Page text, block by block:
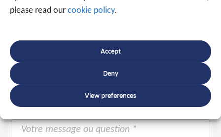
please read our cookie policy.
Accept
Deny
View preferences
Parlez à un expert
sommes prêts à vous aider avec plus de 20 ans
d'expérience.